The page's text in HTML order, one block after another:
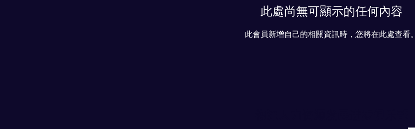
此處尚無可顯示的任何內容
此會員新增自己的相關資訊時，您將在此處查看。